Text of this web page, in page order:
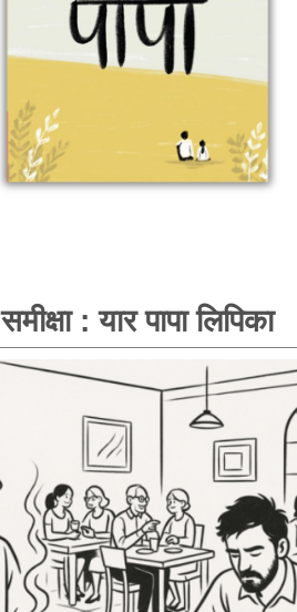
समीक्षा : यार पापा लिपिका